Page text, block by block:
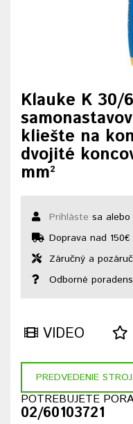
Klauke K 30/
kliešte na
dvojité
mm²
Prihláste sa alebo
Doprava nad
Záručný a
Odborné
VIDEO
PREDVEDENIE
POTREBUJETE
02/60103721